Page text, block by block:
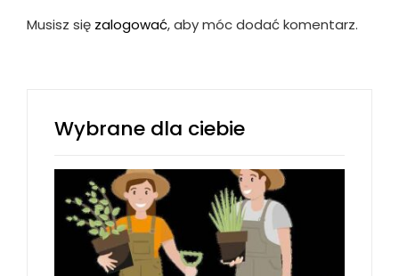
Musisz się zalogować, aby móc dodać komentarz.
Wybrane dla ciebie